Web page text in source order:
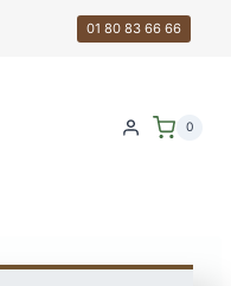
01 80 83 66 66
0